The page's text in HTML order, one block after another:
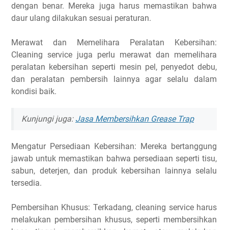
dengan benar. Mereka juga harus memastikan bahwa
daur ulang dilakukan sesuai peraturan.
Merawat dan Memelihara Peralatan Kebersihan:
Cleaning service juga perlu merawat dan memelihara
peralatan kebersihan seperti mesin pel, penyedot debu,
dan peralatan pembersih lainnya agar selalu dalam
kondisi baik.
Kunjungi juga: Jasa Membersihkan Grease Trap
Mengatur Persediaan Kebersihan: Mereka bertanggung
jawab untuk memastikan bahwa persediaan seperti tisu,
sabun, deterjen, dan produk kebersihan lainnya selalu
tersedia.
Pembersihan Khusus: Terkadang, cleaning service harus
melakukan pembersihan khusus, seperti membersihkan